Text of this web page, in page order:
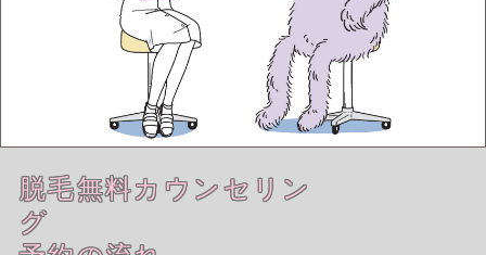
脱毛無料カウンセリン
グ